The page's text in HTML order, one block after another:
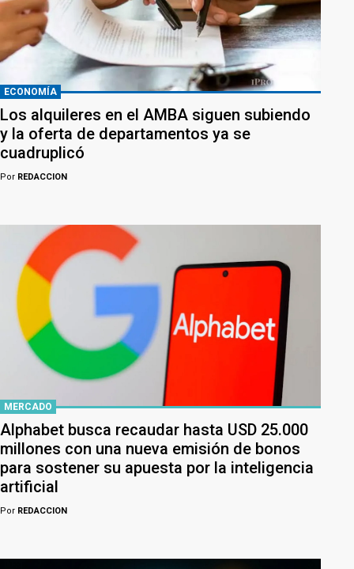
ECONOMÍA
Los alquileres en el AMBA siguen subiendo
y la oferta de departamentos ya se
cuadruplicó
Por REDACCION
MERCADO
Alphabet busca recaudar hasta USD 25.000
millones con una nueva emisión de bonos
para sostener su apuesta por la inteligencia
artificial
Por REDACCION